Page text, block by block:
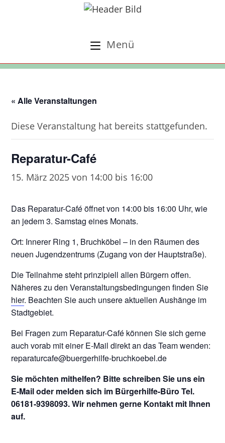
Menü
« Alle Veranstaltungen
Diese Veranstaltung hat bereits stattgefunden.
Reparatur-Café
15. März 2025 von 14:00 bis 16:00
Das Reparatur-Café öffnet von 14:00 bis 16:00 Uhr, wie
an jedem 3. Samstag eines Monats.
Ort: Innerer Ring 1, Bruchköbel – in den Räumen des
neuen Jugendzentrums (Zugang von der Hauptstraße).
Die Teilnahme steht prinzipiell allen Bürgern offen.
Näheres zu den Veranstaltungsbedingungen finden Sie
hier. Beachten Sie auch unsere aktuellen Aushänge im
Stadtgebiet.
Bei Fragen zum Reparatur-Café können Sie sich gerne
auch vorab mit einer E-Mail direkt an das Team wenden:
reparaturcafe@buergerhilfe-bruchkoebel.de
Sie möchten mithelfen? Bitte schreiben Sie uns ein
E-Mail oder melden sich im Bürgerhilfe-Büro Tel.
06181-9398093. Wir nehmen gerne Kontakt mit Ihnen
auf.